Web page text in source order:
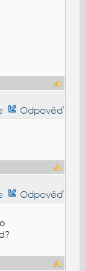
Odpověď
Odpověď